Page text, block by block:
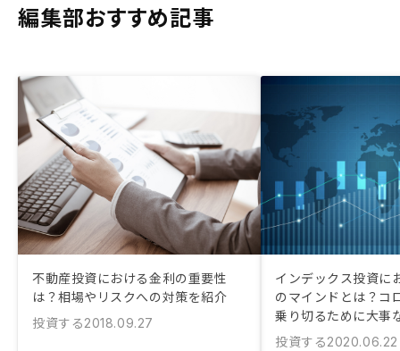
編集部おすすめ記事
不動産投資における金利の重要性
は？相場やリスクへの対策を紹介
投資する2018.09.27
インデックス投資に
のマインドとは？コ
乗り切るために大事
投資する2020.06.22